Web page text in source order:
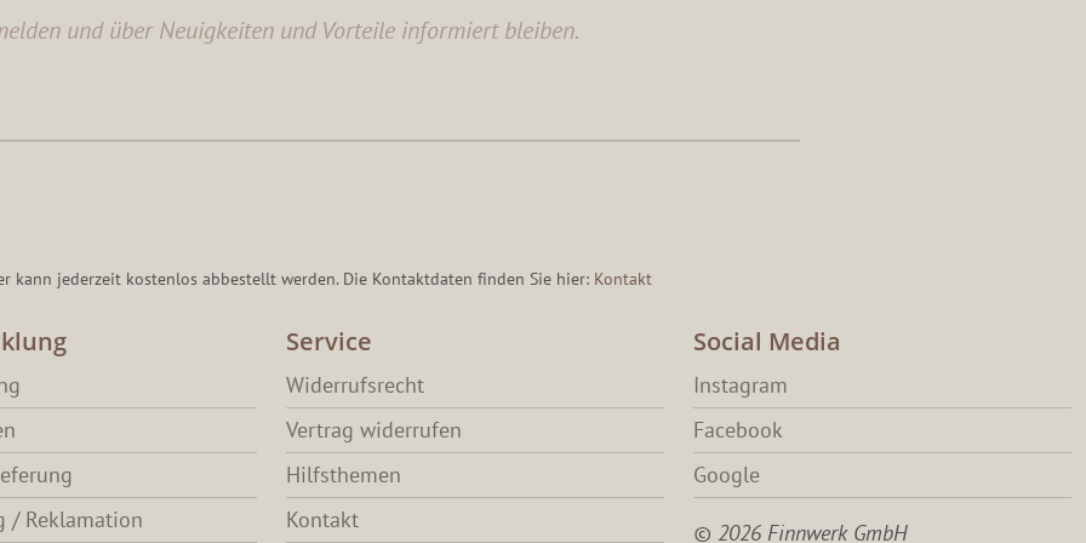
und über Neuigkeiten und Vorteile informiert bleiben.
kann jederzeit kostenlos abbestellt werden. Die Kontaktdaten finden Sie hier: Kontakt
/ Reklamation
Service
Widerrufsrecht
Vertrag widerrufen
Hilfsthemen
Kontakt
Social Media
Instagram
Facebook
Google
© 2026 Finnwerk GmbH